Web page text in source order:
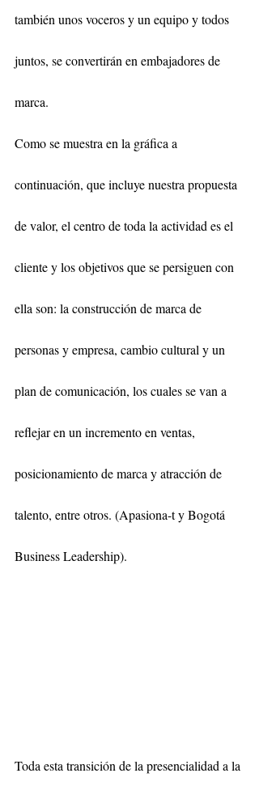
también unos voceros y un equipo y todos
juntos, se convertirán en embajadores de
marca.
Como se muestra en la gráfica a
continuación, que incluye nuestra propuesta
de valor, el centro de toda la actividad es el
cliente y los objetivos que se persiguen con
ella son: la construcción de marca de
personas y empresa, cambio cultural y un
plan de comunicación, los cuales se van a
reflejar en un incremento en ventas,
posicionamiento de marca y atracción de
talento, entre otros. (Apasiona-t y Bogotá
Business Leadership).
Toda esta transición de la presencialidad a la